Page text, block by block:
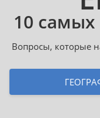
10 самых
Вопросы, которые